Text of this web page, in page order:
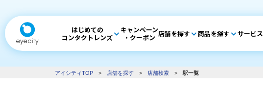
はじめての
コンタクトレンズ
キャンペーン
・クーポン 店舗を探す 商品を探す サービス
アイシティTOP > 店舗を探す > 店舗検索 > 駅一覧